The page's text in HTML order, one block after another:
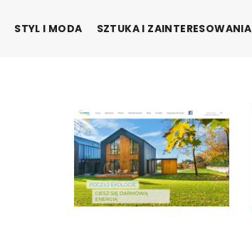
STYL I MODA SZTUKA I ZAINTERESOWANIA